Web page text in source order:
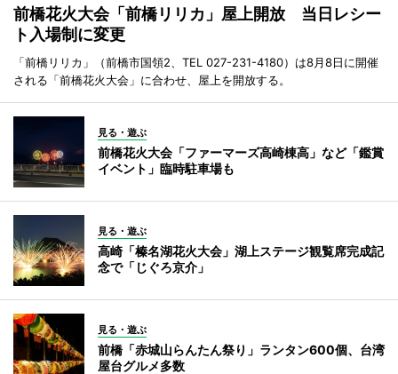
前橋花火大会「前橋リリカ」屋上開放 当日レシー
ト入場制に変更
「前橋リリカ」（前橋市国領2、TEL 027-231-4180）は8月8日に開催
される「前橋花火大会」に合わせ、屋上を開放する。
見る・遊ぶ
前橋花火大会「ファーマーズ高崎棟高」など「鑑賞
イベント」臨時駐車場も
見る・遊ぶ
高崎「榛名湖花火大会」湖上ステージ観覧席完成記
念で「じぐろ京介」
見る・遊ぶ
前橋「赤城山らんたん祭り」ランタン600個、台湾
屋台グルメ多数